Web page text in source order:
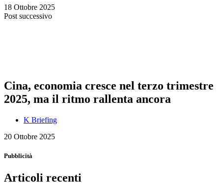
18 Ottobre 2025
Post successivo
Cina, economia cresce nel terzo trimestre
2025, ma il ritmo rallenta ancora
K Briefing
20 Ottobre 2025
Pubblicità
Articoli recenti